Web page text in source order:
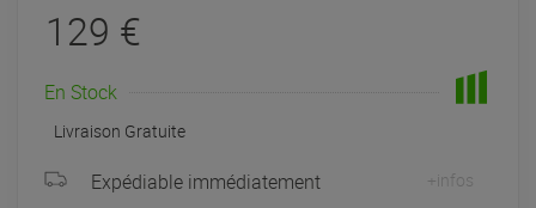
129 €
En Stock
Livraison Gratuite
Expédiable immédiatement +infos